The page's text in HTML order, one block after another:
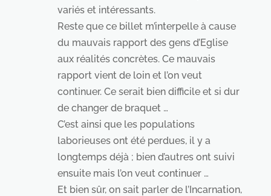
variés et intéressants.
Reste que ce billet m’interpelle à cause
du mauvais rapport des gens d’Eglise
aux réalités concrètes. Ce mauvais
rapport vient de loin et l’on veut
continuer. Ce serait bien difficile et si dur
de changer de braquet …
C’est ainsi que les populations
laborieuses ont été perdues, il y a
longtemps déjà ; bien d’autres ont suivi
ensuite mais l’on veut continuer …
Et bien sûr, on sait parler de l’Incarnation,